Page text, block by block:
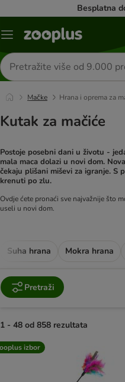
Besplatna
Izbornik
Traži
proizvode
Mačke Hrana i oprema za
Kutak za mačiće
Postoje posebni dani u životu -
mala maca dolazi u novi dom.
čekaju plišani miševi za igranje. S
krenuti po zlu.
Ovdje ćete pronaći sve najvažnije što
useli u novi dom.
Suha hrana Mokra hrana
Pretraži
1 - 48 od 858 rezultata
artikli proizvoda su promijenjeni
izbor